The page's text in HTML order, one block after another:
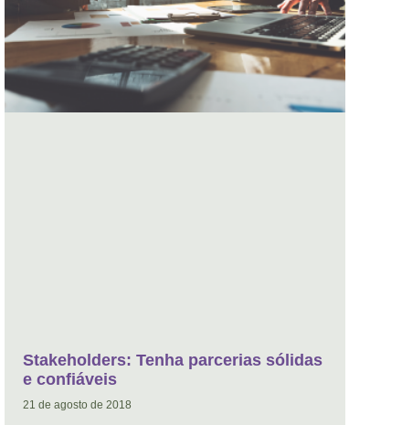
Stakeholders: Tenha parcerias sólidas
e confiáveis
21 de agosto de 2018